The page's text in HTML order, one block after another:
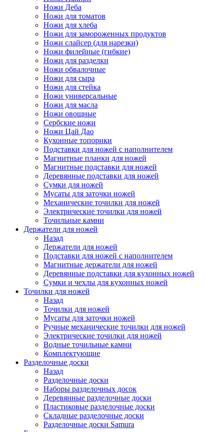
Ножи Деба
Ножи для томатов
Ножи для хлеба
Ножи для замороженных продуктов
Ножи слайсер (для нарезки)
Ножи филейные (гибкие)
Ножи для разделки
Ножи обвалочные
Ножи для сыра
Ножи для стейка
Ножи универсальные
Ножи для масла
Ножи овощные
Сербские ножи
Ножи Цай Дао
Кухонные топорики
Подставки для ножей с наполнителем
Магнитные планки для ножей
Магнитные подставки для ножей
Деревянные подставки для ножей
Сумки для ножей
Мусаты для заточки ножей
Механические точилки для ножей
Электрические точилки для ножей
Точильные камни
Держатели для ножей
Назад
Держатели для ножей
Подставки для ножей с наполнителем
Магнитные держатели для ножей
Деревянные подставки для кухонных ножей
Сумки и чехлы для кухонных ножей
Точилки для ножей
Назад
Точилки для ножей
Мусаты для заточки ножей
Ручные механические точилки для ножей
Электрические точилки для ножей
Водные точильные камни
Комплектующие
Разделочные доски
Назад
Разделочные доски
Наборы разделочных досок
Деревянные разделочные доски
Пластиковые разделочные доски
Складные разделочные доски
Разделочные доски Samura